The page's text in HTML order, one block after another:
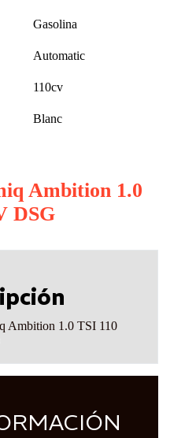
Gasolina
Automatic
110cv
Blanc
Ambition 1.0
DSG
Ambition 1.0 TSI 110